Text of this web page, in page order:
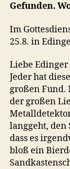
Gefunden.
Im
25.8. in
Liebe
Jeder hat
großen Fund.
der großen
langgeht, den
dass es
bloß ein